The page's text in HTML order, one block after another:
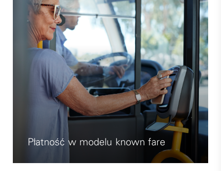
Płatność w modelu known fare